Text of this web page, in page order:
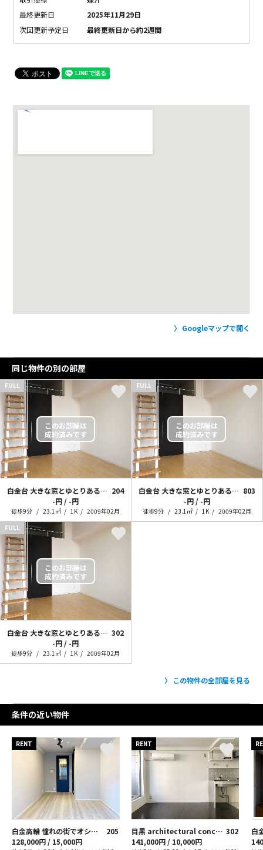
最終更新日
2025年11月29日
次回更新予定日
最終更新日から約2週間
Googleマップで開く
同じ物件の別の部屋
FULL
白金台 大きな窓とゆとりある暮らし 204
-円 / -円
徒歩9分 23.1㎡ 1K 2009年02月
FULL
白金台 大きな窓とゆとりある暮らし 803
-円 / -円
徒歩9分 23.1㎡ 1K
2009年02月
FULL
白金台 大きな窓とゆとりある暮らし 302
-円 / -円
徒歩9分 23.1㎡ 1K 2009年02月
この物件の全部屋を見る
条件の近い物件
RENT
白金高輪 憧れの街でオシャレに暮らす
205
128,000円 / 15,000円
RENT
目黒 architectural concrete 302
141,000円 / 10,000円
白